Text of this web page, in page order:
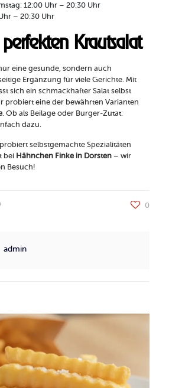
12:00 Uhr – 20:30 Uhr
– 20:30 Uhr
Krautsalat
eine gesunde, sondern auch
Ergänzung für viele Gerichte. Mit
sich ein schmackhafter Salat selbst
probiert eine der bewährten Varianten
. Ob als Beilage oder Burger-Zutat:
dazu.
selbstgemachte Spezialitäten
bei Hähnchen Finke in Dorsten– wir
Besuch!
0
admin